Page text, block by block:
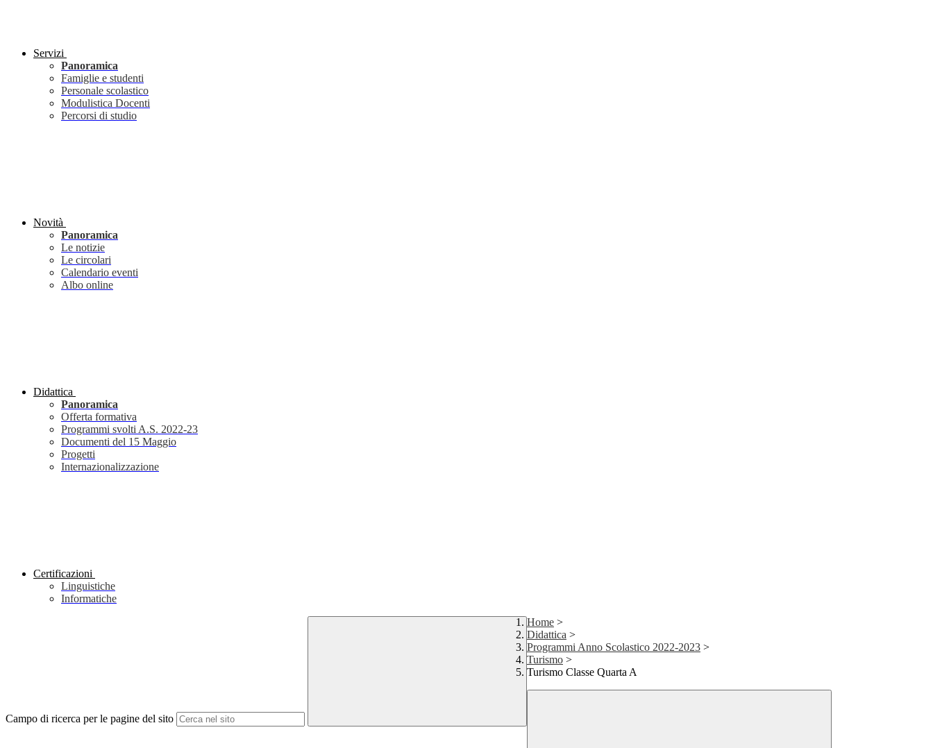
Servizi
Panoramica
Famiglie e studenti
Personale scolastico
Modulistica Docenti
Percorsi di studio
Novità
Panoramica
Le notizie
Le circolari
Calendario eventi
Albo online
Didattica
Panoramica
Offerta formativa
Programmi svolti A.S. 2022-23
Documenti del 15 Maggio
Progetti
Internazionalizzazione
Certificazioni
Linguistiche
Informatiche
Campo di ricerca per le pagine del sito
Home >
Didattica >
Programmi Anno Scolastico 2022-2023 >
Turismo >
Turismo Classe Quarta A